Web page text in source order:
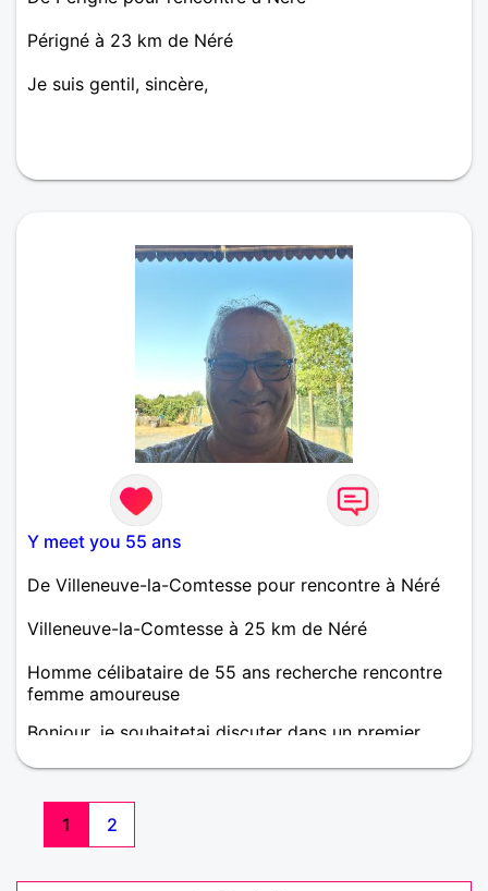
Périgné à 23 km de Néré
Je suis gentil, sincère,
Y meet you 55 ans
De Villeneuve-la-Comtesse pour rencontre à Néré
Villeneuve-la-Comtesse à 25 km de Néré
Homme célibataire de 55 ans recherche rencontre
femme amoureuse
Bonjour ,je souhaitetai discuter dans un premier
1 2